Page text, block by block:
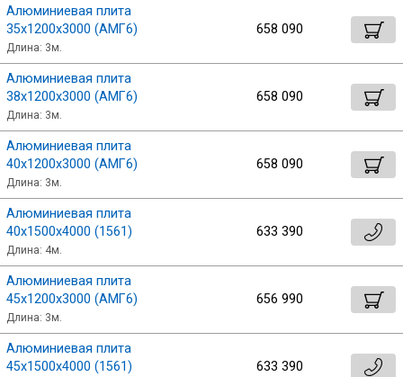
Алюминиевая плита
35х1200х3000 (АМГ6)
Длина: 3м.
658 090
Алюминиевая плита
38х1200х3000 (АМГ6)
Длина: 3м.
658 090
Алюминиевая плита
40х1200х3000 (АМГ6)
Длина: 3м.
658 090
Алюминиевая плита
40х1500х4000 (1561)
Длина: 4м.
633 390
Алюминиевая плита
45х1200х3000 (АМГ6)
Длина: 3м.
656 990
Алюминиевая плита
45х1500х4000 (1561)
633 390